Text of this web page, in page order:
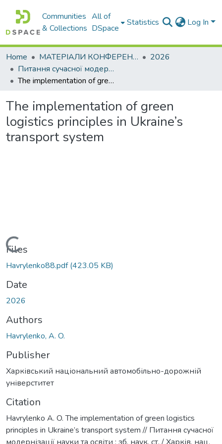
Communities
& Collections
All of
DSpace
Statistics Log In
Home МАТЕРІАЛИ КОНФЕРЕНЦІЙ
2026
Питання сучасної модернізації науки та освіти– 2026. Частина 5
The implementation of green logistics principles in Ukraine’s transport system
The implementation of green
logistics principles in Ukraine’s
transport system
Loading...
Files
Havrylenko88.pdf(423.05 KB)
Date
2026
Authors
Havrylenko, A. O.
Publisher
Харківський національний автомобільно-дорожній
універститет
Citation
Havrylenko A. O. The implementation of green logistics
principles in Ukraine’s transport system // Питання сучасної